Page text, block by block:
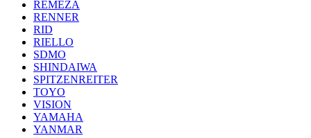
REMEZA
RENNER
RID
RIELLO
SDMO
SHINDAIWA
SPITZENREITER
TOYO
VISION
YAMAHA
YANMAR